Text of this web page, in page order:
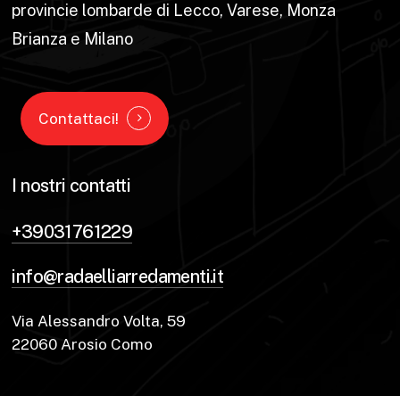
provincie lombarde di Lecco, Varese, Monza
Brianza e Milano
Contattaci!
I nostri contatti
+39031761229
info@radaelliarredamenti.it
Via Alessandro Volta, 59
22060 Arosio Como